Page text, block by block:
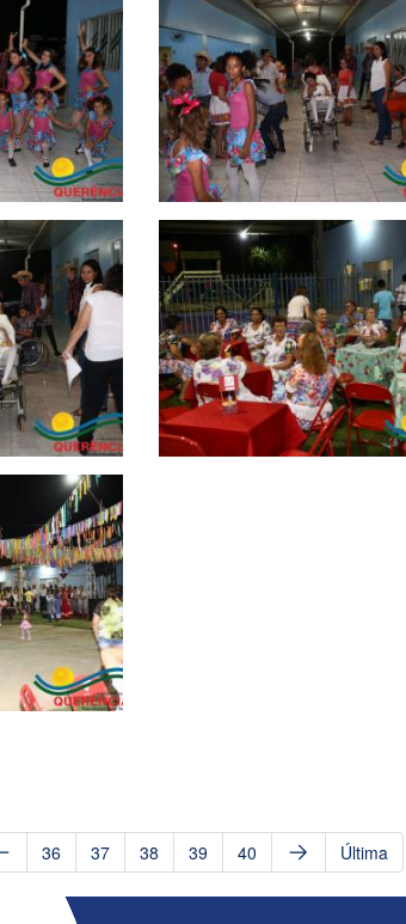
36 37 38 39 40 Última